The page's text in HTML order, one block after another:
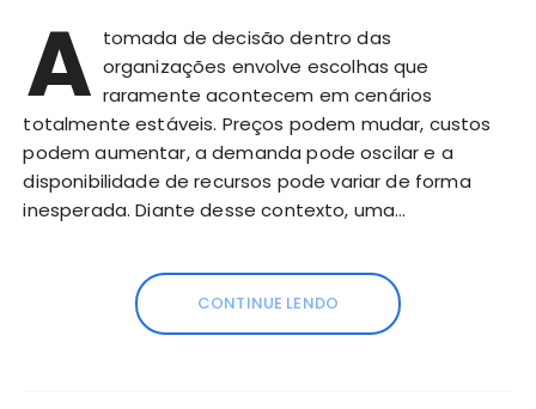
A tomada de decisão dentro das
organizações envolve escolhas que
raramente acontecem em cenários
totalmente estáveis. Preços podem mudar, custos
podem aumentar, a demanda pode oscilar e a
disponibilidade de recursos pode variar de forma
inesperada. Diante desse contexto, uma…
CONTINUE LENDO